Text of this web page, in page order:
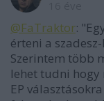
@FaTraktor:
érteni a
Szerintem több
lehet tudni hogy
EP